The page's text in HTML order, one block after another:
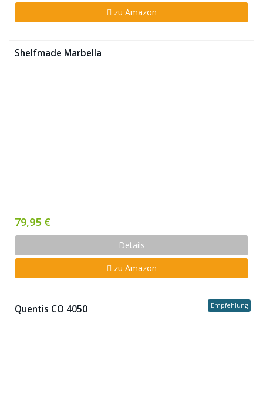
zu Amazon
Shelfmade Marbella
79,95 €
Details
zu Amazon
Empfehlung
Quentis CO 4050